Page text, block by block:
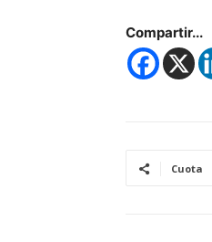
Compartir...
Cuota